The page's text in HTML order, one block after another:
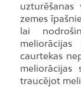
uzturēšanas
zemes
lai
caurtekas
meliorācijas
traucējot